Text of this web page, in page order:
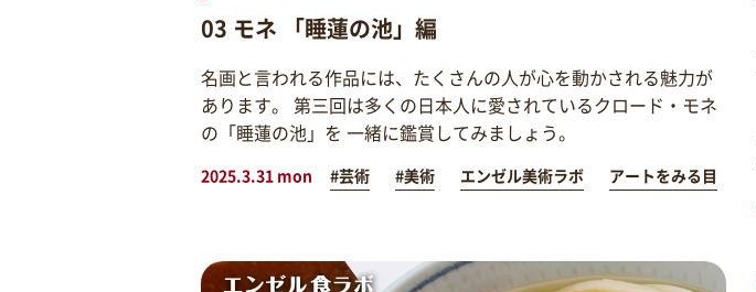
03 モネ 「睡蓮の池」編
名画と言われる作品には、たくさんの人が心を動かされる魅力が
あります。 第三回は多くの日本人に愛されているクロード・モネ
の「睡蓮の池」を 一緒に鑑賞してみましょう。
2025.3.31 mon #芸術 #美術 エンゼル美術ラボ アートをみる目